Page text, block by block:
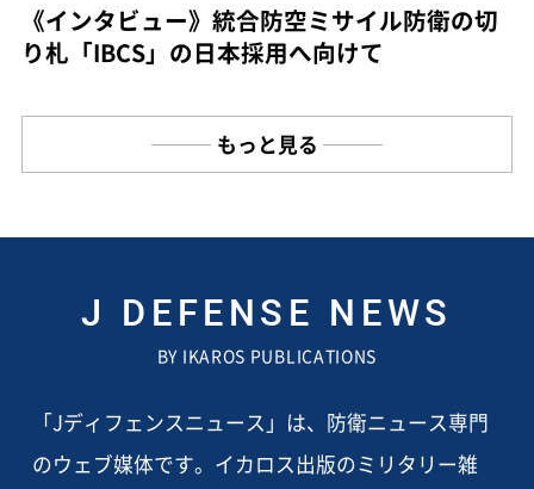
《インタビュー》統合防空ミサイル防衛の切
り札「IBCS」の日本採用へ向けて
もっと見る
J DEFENSE NEWS
BY IKAROS PUBLICATIONS
「Jディフェンスニュース」は、防衛ニュース専門
のウェブ媒体です。イカロス出版のミリタリー雑